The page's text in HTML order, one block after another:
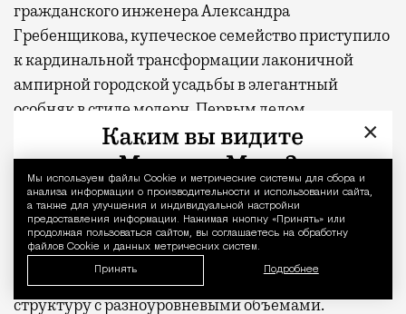
Уведомление
Мы используем файлы Сookie и метрические системы для сбора и
анализа информации о производительности и использовании сайта,
а также для улучшения и индивидуальной настройки
предоставления информации. Нажимая кнопку «Принять» или
продолжая пользоваться сайтом, вы соглашаетесь на обработку
файлов Cookie и данных метрических систем.
Принять Подробнее
гражданского инженера Александра
Гребенщикова, купеческое семейство приступило
к кардинальной трансформации лаконичной
ампирной городской усадьбы в элегантный
особняк в стиле модерн. Первым делом
ликвидируется мезонин. Сносится восточная
стена. Одновременно южная торцевая
надстраивается третьим этажом. Внушительных
размеров трехэтажная пристройка с подвалом и
проездной аркой, ведущей на задний двор,
появляется с северной стороны. Прежде простой
план обретает сложную асимметричную
структуру с разноуровневыми объемами.
×